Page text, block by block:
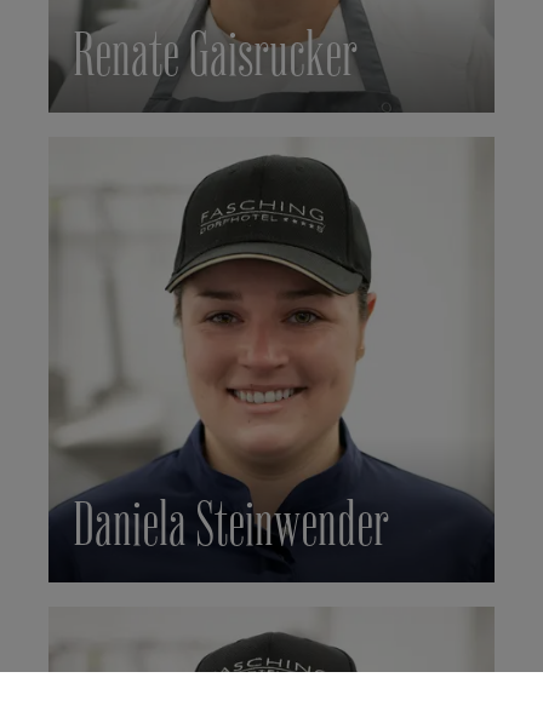
Renate Gaisrucker
Daniela Steinwender